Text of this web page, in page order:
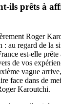
ils prêts à
Roger
: au regard de la
est-elle
de vos
vague
face dans de
Karoutchi.